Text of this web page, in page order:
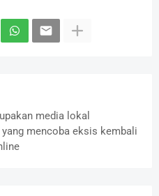
media lokal
mencoba eksis kembali